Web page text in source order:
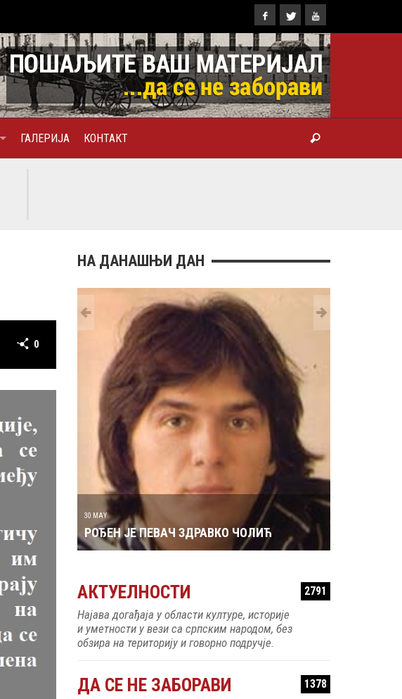
ГАЛЕРИЈА КОНТАКТ
0
НА ДАНАШЊИ ДАН
30 MAY
РОЂЕН ЈЕ ПЕВАЧ ЗДРАВКО ЧОЛИЋ
АКТУЕЛНОСТИ 2791
Најава догађаја у области културе, историје
и уметности у вези са српским народом, без
обзира на територију и говорно подручје.
ДА СЕ НЕ ЗАБОРАВИ 1378